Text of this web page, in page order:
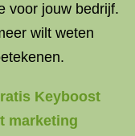
voor jouw bedrijf.
wilt weten
Keyboost
marketing